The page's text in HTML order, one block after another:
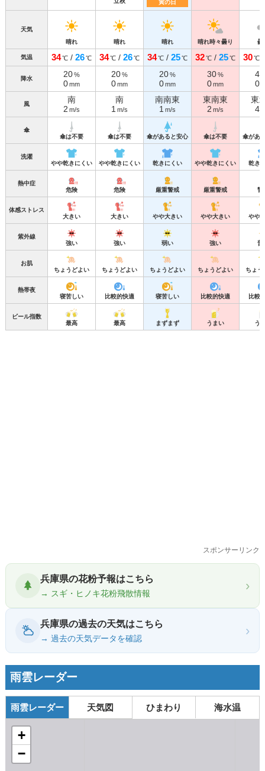
寅の日
天気
晴れ
晴れ 晴れ 晴れ時々曇り 曇
気温 34℃/ 26℃ 34℃/ 26℃ 34℃/ 25℃ 32℃/ 25℃ 30℃
降水 20%
0mm
20%
0mm
20%
0mm
30%
0mm
40
0
風
南
2 m/s
南
1 m/s
南南東
1 m/s
東南東
2 m/s
東
4
傘
傘は不要
傘は不要 傘があると安心 傘は不要 傘があ
洗濯
やや乾きにくい
やや乾きにくい 乾きにくい やや乾きにくい 乾き
熱中症
危険
危険 厳重警戒 厳重警戒 警
体感ストレス
大きい
大きい やや大きい やや大きい やや
紫外線
強い
強い 弱い 強い 普
お肌
ちょうどよい
ちょうどよい ちょうどよい ちょうどよい ちょう
熱帯夜
寝苦しい
比較的快適 寝苦しい 比較的快適 比較
ビール指数
最高
最高 まずまず うまい う
スポンサーリンク
兵庫県の花粉予報はこちら
→ スギ・ヒノキ花粉飛散情報
›
兵庫県の過去の天気はこちら
→ 過去の天気データを確認
›
雨雲レーダー
雨雲レーダー 天気図 ひまわり 海水温
+
−